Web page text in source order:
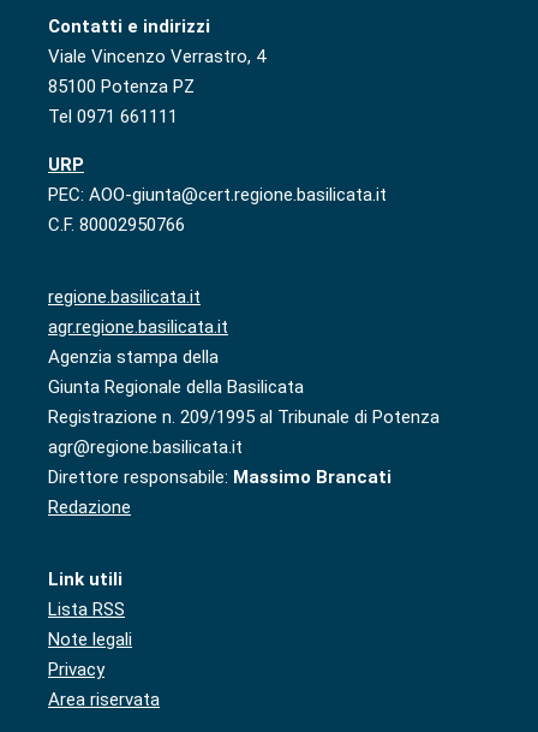
Contatti e indirizzi
Viale Vincenzo Verrastro, 4
85100 Potenza PZ
Tel 0971 661111
URP
PEC: AOO-giunta@cert.regione.basilicata.it
C.F. 80002950766
regione.basilicata.it
agr.regione.basilicata.it
Agenzia stampa della
Giunta Regionale della Basilicata
Registrazione n. 209/1995 al Tribunale di Potenza
agr@regione.basilicata.it
Direttore responsabile: Massimo Brancati
Redazione
Link utili
Lista RSS
Note legali
Privacy
Area riservata